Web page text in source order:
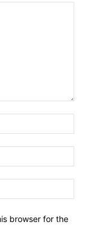
browser for the